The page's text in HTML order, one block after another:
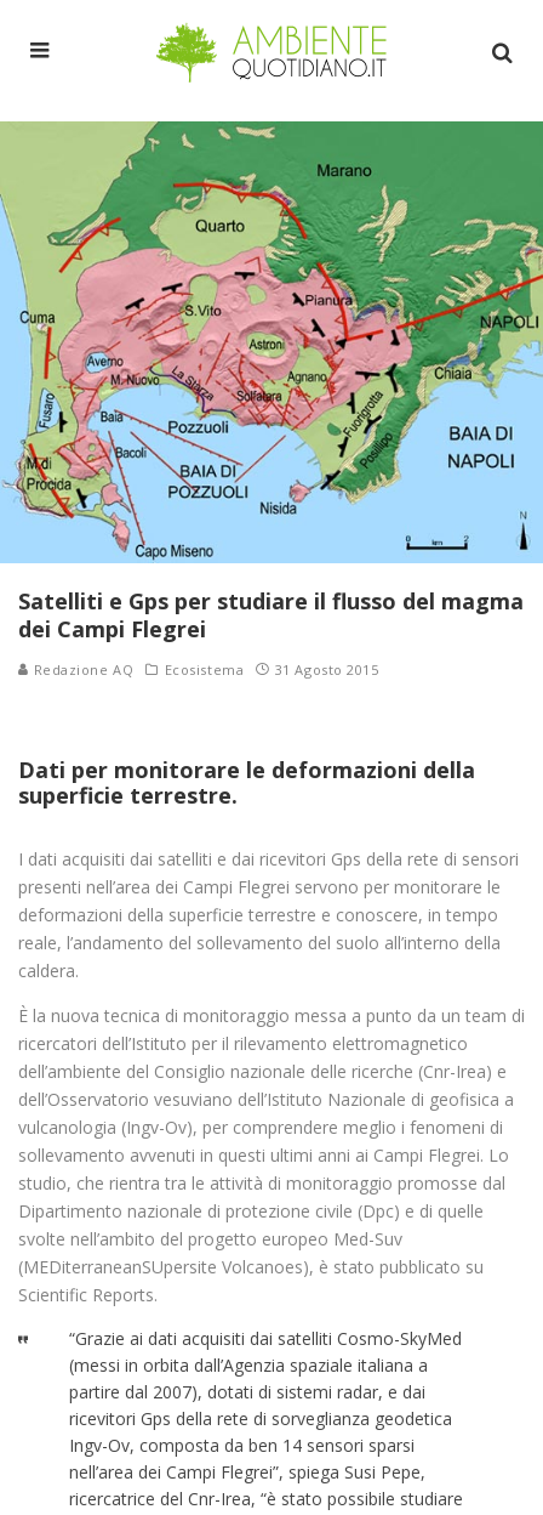
Satelliti e Gps per studiare il flusso del magma
dei Campi Flegrei
Redazione AQ Ecosistema 31 Agosto 2015
Dati per monitorare le deformazioni della
superficie terrestre.
I dati acquisiti dai satelliti e dai ricevitori Gps della rete di sensori
presenti nell’area dei Campi Flegrei servono per monitorare le
deformazioni della superficie terrestre e conoscere, in tempo
reale, l’andamento del sollevamento del suolo all’interno della
caldera.
È la nuova tecnica di monitoraggio messa a punto da un team di
ricercatori dell’Istituto per il rilevamento elettromagnetico
dell’ambiente del Consiglio nazionale delle ricerche (Cnr-Irea) e
dell’Osservatorio vesuviano dell’Istituto Nazionale di geofisica a
vulcanologia (Ingv-Ov), per comprendere meglio i fenomeni di
sollevamento avvenuti in questi ultimi anni ai Campi Flegrei. Lo
studio, che rientra tra le attività di monitoraggio promosse dal
Dipartimento nazionale di protezione civile (Dpc) e di quelle
svolte nell’ambito del progetto europeo Med-Suv
(MEDiterraneanSUpersite Volcanoes), è stato pubblicato su
Scientific Reports.
“Grazie ai dati acquisiti dai satelliti Cosmo-SkyMed
(messi in orbita dall’Agenzia spaziale italiana a
partire dal 2007), dotati di sistemi radar, e dai
ricevitori Gps della rete di sorveglianza geodetica
Ingv-Ov, composta da ben 14 sensori sparsi
nell’area dei Campi Flegrei”, spiega Susi Pepe,
ricercatrice del Cnr-Irea, “è stato possibile studiare